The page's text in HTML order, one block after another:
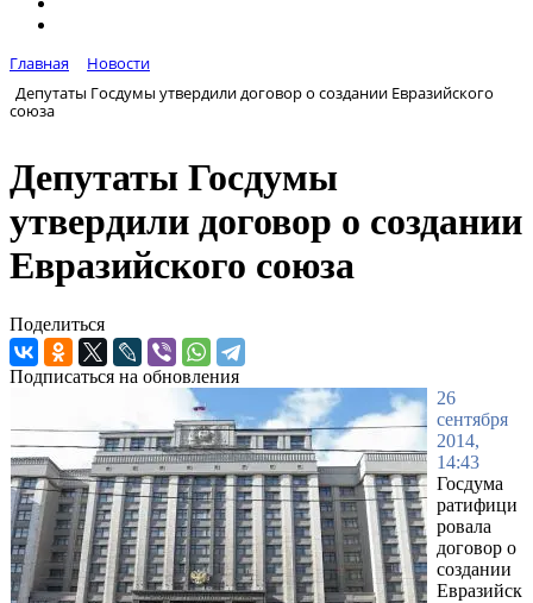
Главная
Новости
Депутаты Госдумы утвердили договор о создании Евразийского
союза
Депутаты Госдумы
утвердили договор о создании
Евразийского союза
Поделиться
Подписаться на обновления
26
сентября
2014,
14:43
Госдума
ратифици
ровала
договор о
создании
Евразийск